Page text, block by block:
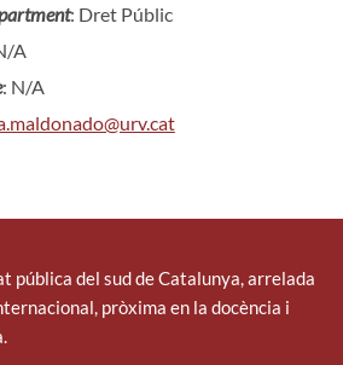
: Dret Públic
A
: N/A
pública del sud de Catalunya, arrelada
pròxima en la docència i